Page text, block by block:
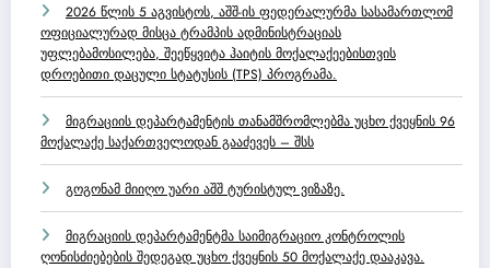
2026 წლის 5 აგვისტოს, აშშ-ის ფედერალურმა სასამართლომ
ოფიციალურად მისცა ტრამპის ადმინისტრაციას
უფლებამოსილება, შეეწყვიტა ჰაიტის მოქალაქეებისთვის
დროებითი დაცული სტატუსის (TPS) პროგრამა.
მიგრაციის დეპარტამენტის თანამშრომლებმა უცხო ქვეყნის 96
მოქალაქე საქართველოდან გააძევეს – შსს
გოგონამ მიიღო უარი აშშ ტურისტულ ვიზაზე.
მიგრაციის დეპარტამენტმა საიმიგრაციო კონტროლის
ღონისძიებების შედეგად უცხო ქვეყნის 50 მოქალაქე დააკავა.